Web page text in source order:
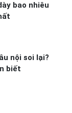
bao nhiêu
nội soi lại?
biết